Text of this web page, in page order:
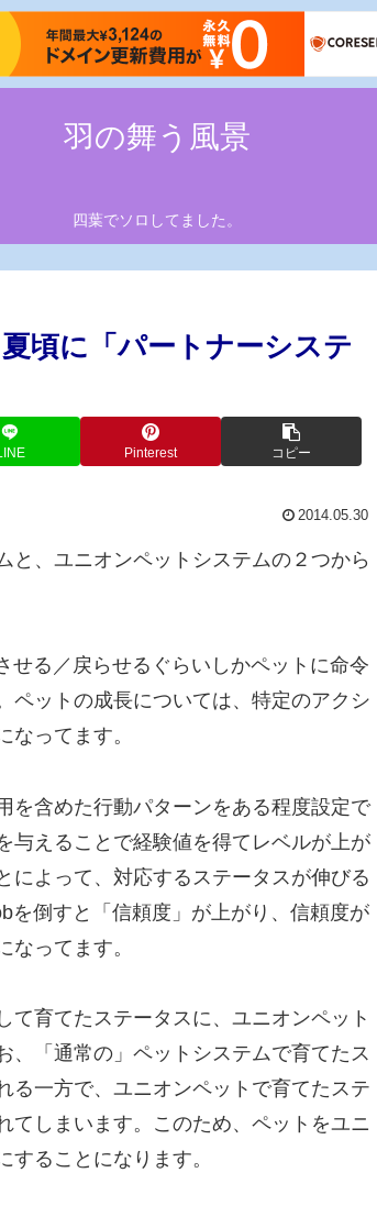
羽の舞う風景
四葉でソロしてました。
頃に「パートナーシステ
Pinterest コピー
2014.05.30
、ユニオンペットシステムの２つから
る／戻らせるぐらいしかペットに命令
ペットの成長については、特定のアクシ
ってます。
含めた行動パターンをある程度設定で
与えることで経験値を得てレベルが上が
によって、対応するステータスが伸びる
を倒すと「信頼度」が上がり、信頼度が
ってます。
育てたステータスに、ユニオンペット
、「通常の」ペットシステムで育てたス
る一方で、ユニオンペットで育てたステ
てしまいます。このため、ペットをユニ
ることになります。